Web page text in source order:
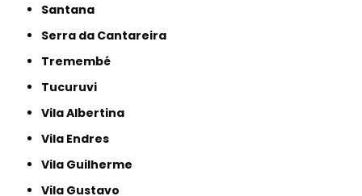
Santana
Serra da Cantareira
Tremembé
Tucuruvi
Vila Albertina
Vila Endres
Vila Guilherme
Vila Gustavo